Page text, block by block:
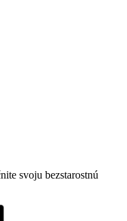
svoju bezstarostnú